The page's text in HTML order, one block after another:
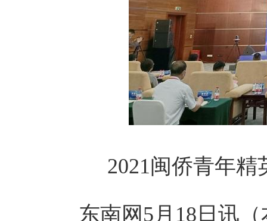
2021闽侨青年
东南网5月18日讯